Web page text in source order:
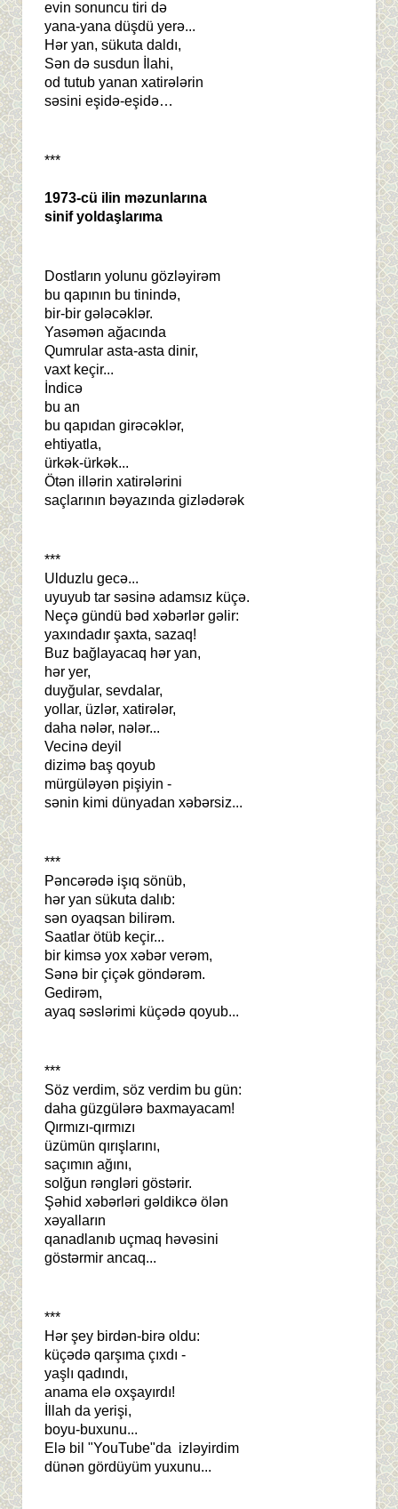
evin sonuncu tiri də
yana-yana düşdü yerə...
Hər yan, sükuta daldı,
Sən də susdun İlahi,
od tutub yanan xatirələrin
səsini eşidə-eşidə…
***
1973-cü ilin məzunlarına
sinif yoldaşlarıma
Dostların yolunu gözləyirəm
bu qapının bu tinində,
bir-bir gələcəklər.
Yasəmən ağacında
Qumrular asta-asta dinir,
vaxt keçir...
İndicə
bu an
bu qapıdan girəcəklər,
ehtiyatla,
ürkək-ürkək...
Ötən illərin xatirələrini
saçlarının bəyazında gizlədərək
***
Ulduzlu gecə...
uyuyub tar səsinə adamsız küçə.
Neçə gündü bəd xəbərlər gəlir:
yaxındadır şaxta, sazaq!
Buz bağlayacaq hər yan,
hər yer,
duyğular, sevdalar,
yollar, üzlər, xatirələr,
daha nələr, nələr...
Vecinə deyil
dizimə baş qoyub
mürgüləyən pişiyin -
sənin kimi dünyadan xəbərsiz...
***
Pəncərədə işıq sönüb,
hər yan sükuta dalıb:
sən oyaqsan bilirəm.
Saatlar ötüb keçir...
bir kimsə yox xəbər verəm,
Sənə bir çiçək göndərəm.
Gedirəm,
ayaq səslərimi küçədə qoyub...
***
Söz verdim, söz verdim bu gün:
daha güzgülərə baxmayacam!
Qırmızı-qırmızı
üzümün qırışlarını,
saçımın ağını,
solğun rəngləri göstərir.
Şəhid xəbərləri gəldikcə ölən
xəyalların
qanadlanıb uçmaq həvəsini
göstərmir ancaq...
***
Hər şey birdən-birə oldu:
küçədə qarşıma çıxdı -
yaşlı qadındı,
anama elə oxşayırdı!
İllah da yerişi,
boyu-buxunu...
Elə bil "YouTube"da izləyirdim
dünən gördüyüm yuxunu...